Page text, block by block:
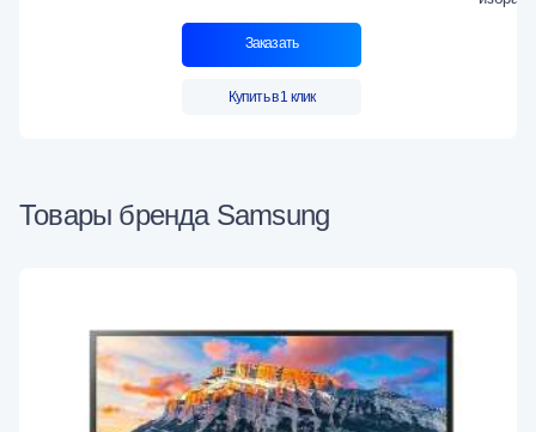
Заказать
Купить в 1 клик
Товары бренда Samsung